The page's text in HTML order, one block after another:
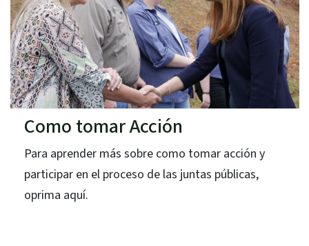
Como tomar Acción
Para aprender más sobre como tomar acción y
participar en el proceso de las juntas públicas,